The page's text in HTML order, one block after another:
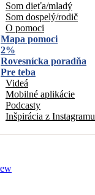
Som dieťa/mladý
Som dospelý/rodič
O pomoci
Mapa pomoci
2%
Rovesnícka poradňa
Pre teba
Videá
Mobilné aplikácie
Podcasty
Inšpirácia z Instagramu